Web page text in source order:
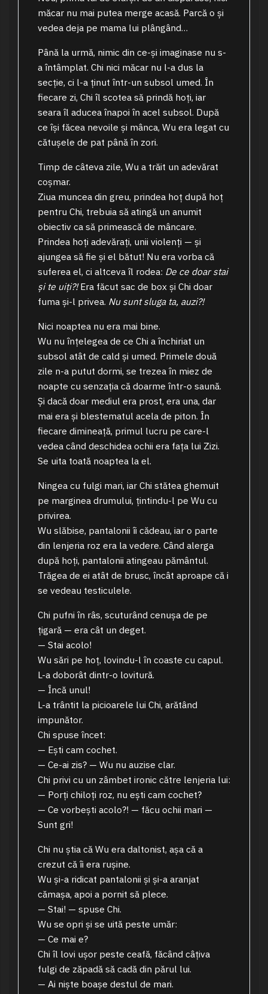
măcar nu mai putea merge acasă. Parcă o și
vedea deja pe mama lui plângând…
Până la urmă, nimic din ce-și imaginase nu s-
a întâmplat. Chi nici măcar nu l-a dus la
secție, ci l-a ținut într-un subsol umed. În
fiecare zi, Chi îl scotea să prindă hoți, iar
seara îl aducea înapoi în acel subsol. După
ce își făcea nevoile și mânca, Wu era legat cu
cătușele de pat până în zori.
Timp de câteva zile, Wu a trăit un adevărat
coșmar.
Ziua muncea din greu, prindea hoț după hoț
pentru Chi, trebuia să atingă un anumit
obiectiv ca să primească de mâncare.
Prindea hoți adevărați, unii violenți — și
ajungea să fie și el bătut! Nu era vorba că
suferea el, ci altceva îl rodea: De ce doar stai
și te uiți?!Era făcut sac de box și Chi doar
fuma și-l privea. Nu sunt sluga ta, auzi?!
Nici noaptea nu era mai bine.
Wu nu înțelegea de ce Chi a închiriat un
subsol atât de cald și umed. Primele două
zile n-a putut dormi, se trezea în miez de
noapte cu senzația că doarme într-o saună.
Și dacă doar mediul era prost, era una, dar
mai era și blestematul acela de piton. În
fiecare dimineață, primul lucru pe care-l
vedea când deschidea ochii era fața lui Zizi.
Se uita toată noaptea la el.
Ningea cu fulgi mari, iar Chi stătea ghemuit
pe marginea drumului, țintindu-l pe Wu cu
privirea.
Wu slăbise, pantalonii îi cădeau, iar o parte
din lenjeria roz era la vedere. Când alerga
după hoți, pantalonii atingeau pământul.
Trăgea de ei atât de brusc, încât aproape că i
se vedeau testiculele.
Chi pufni în râs, scuturând cenușa de pe
țigară — era cât un deget.
— Stai acolo!
Wu sări pe hoț, lovindu-l în coaste cu capul.
L-a doborât dintr-o lovitură.
— Încă unul!
L-a trântit la picioarele lui Chi, arătând
impunător.
Chi spuse încet:
— Ești cam cochet.
— Ce-ai zis? — Wu nu auzise clar.
Chi privi cu un zâmbet ironic către lenjeria lui:
— Porți chiloți roz, nu ești cam cochet?
— Ce vorbești acolo?! — făcu ochii mari —
Sunt gri!
Chi nu știa că Wu era daltonist, așa că a
crezut că îi era rușine.
Wu și-a ridicat pantalonii și și-a aranjat
cămașa, apoi a pornit să plece.
— Stai! — spuse Chi.
Wu se opri și se uită peste umăr:
— Ce mai e?
Chi îl lovi ușor peste ceafă, făcând câțiva
fulgi de zăpadă să cadă din părul lui.
— Ai niște boașe destul de mari.